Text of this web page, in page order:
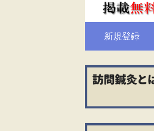
新規登録